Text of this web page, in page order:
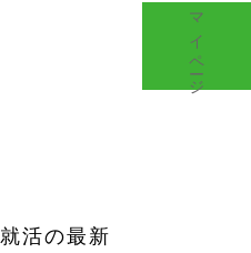
活の最新
マイページ